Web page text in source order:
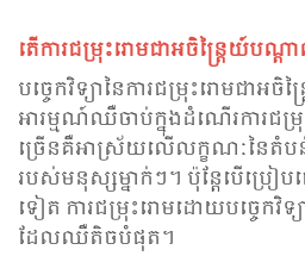
តើការជម្រុះ​រោមជាអចិន្ត្រៃយ៍បណ្
បច្ចេកវិទ្យានៃការជម្រុះ​រោមជាអចិ
អារម្មណ៍ឈឺចាប់ក្នុងដំណើរការ​ជម្
ច្រើនគឺអាស្រ័យលើលក្ខណៈនៃតំប
របស់មនុស្សម្នាក់ៗ។ ប៉ុន្តែបើប្រៀ
ទៀត ការជម្រុះ​រោមដោយបច្ចេកវិទ្
ដែលឈឺតិចបំផុត។